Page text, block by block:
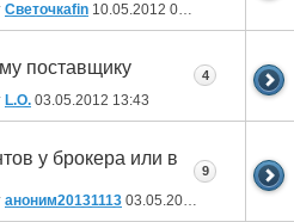
Светочкаfin 10.05.2012 09:49
поставщику
L.O. 03.05.2012 13:43
4
у брокера или в
аноним20131113 03.05.2012
9